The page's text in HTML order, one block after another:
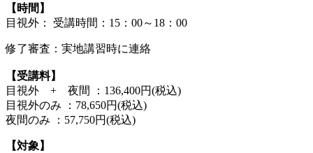
【時間】
目視外： 受講時間：15：00～18：00
修了審査：実地講習時に連絡
【受講料】
目視外 + 夜間 ：136,400円(税込)
目視外のみ ：78,650円(税込)
夜間のみ ：57,750円(税込)
【対象】